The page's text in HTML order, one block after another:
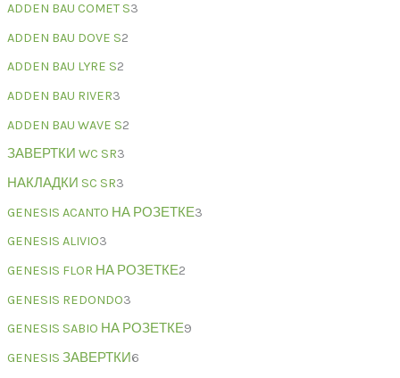
ADDEN BAU COMET S3
ADDEN BAU DOVE S2
ADDEN BAU LYRE S2
ADDEN BAU RIVER3
ADDEN BAU WAVE S2
ЗАВЕРТКИ WC SR3
НАКЛАДКИ SC SR3
GENESIS ACANTO НА РОЗЕТКЕ3
GENESIS ALIVIO3
GENESIS FLOR НА РОЗЕТКЕ2
GENESIS REDONDO3
GENESIS SABIO НА РОЗЕТКЕ9
GENESIS ЗАВЕРТКИ6